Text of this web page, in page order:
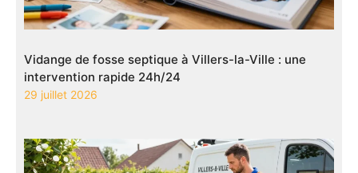
Vidange de fosse septique à Villers-la-Ville : une
intervention rapide 24h/24
29 juillet 2026